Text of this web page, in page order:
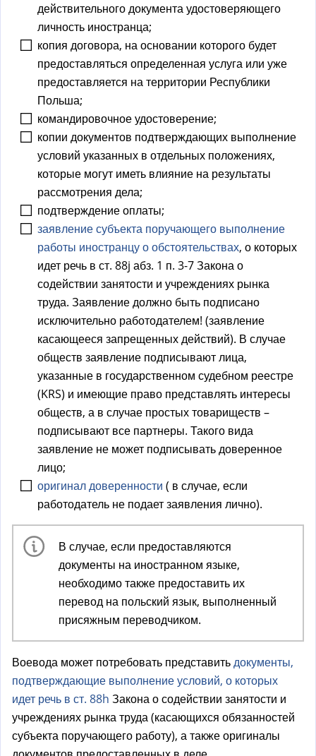
действительного документа удостоверяющего
личность иностранца;
копия договора, на основании которого будет
предоставляться определенная услуга или уже
предоставляется на территории Республики
Польша;
командировочное удостоверение;
копии документов подтверждающих выполнение
условий указанных в отдельных положениях,
которые могут иметь влияние на результаты
рассмотрения дела;
подтверждение оплаты;
заявление субъекта поручающего выполнение
работы иностранцу о обстоятельствах, о которых
идет речь в ст. 88j абз. 1 п. 3-7 Закона о
содействии занятости и учреждениях рынка
труда. Заявление должно быть подписано
исключительно работодателем! (заявление
касающееся запрещенных действий). В случае
обществ заявление подписывают лица,
указанные в государственном судебном реестре
(KRS) и имеющие право представлять интересы
обществ, а в случае простых товариществ –
подписывают все партнеры. Такого вида
заявление не может подписывать доверенное
лицо;
оригинал доверенности ( в случае, если
работодатель не подает заявления лично).
В случае, если предоставляются
документы на иностранном языке,
необходимо также предоставить их
перевод на польский язык, выполненный
присяжным переводчиком.
Воевода может потребовать представитьдокументы,
подтверждающие выполнение условий, о которых
идет речь в ст. 88h Закона о содействии занятости и
учреждениях рынка труда (касающихся обязанностей
субъекта поручающего работу), а также оригиналы